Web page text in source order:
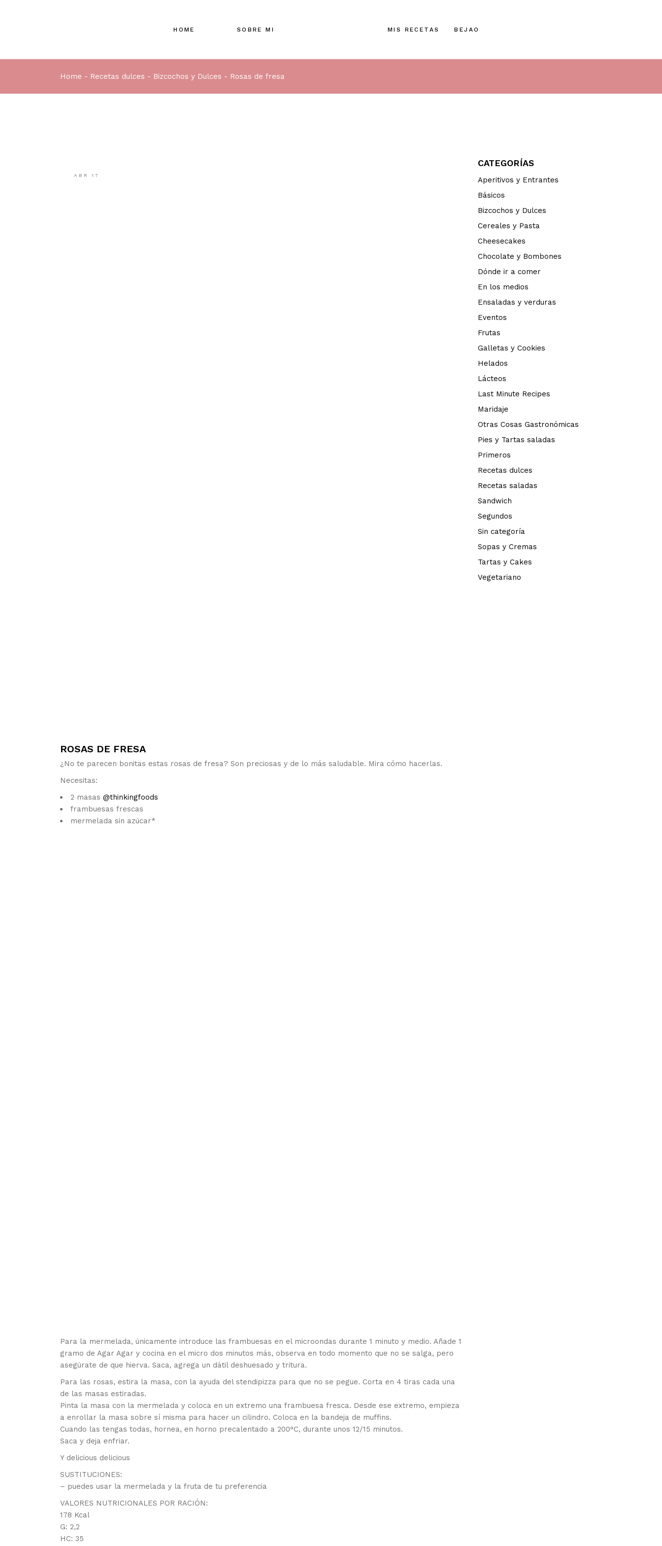
HOME SOBRE MI MIS RECETAS BEJAO
Home Recetas dulces Bizcochos y Dulces Rosas de fresa
ABR 17
ROSAS DE FRESA
¿No te parecen bonitas estas rosas de fresa? Son preciosas y de lo más saludable. Mira cómo hacerlas.
Necesitas:
2 masas @thinkingfoods
frambuesas frescas
mermelada sin azúcar*
Para la mermelada, únicamente introduce las frambuesas en el microondas durante 1 minuto y medio. Añade 1
gramo de Agar Agar y cocina en el micro dos minutos más, observa en todo momento que no se salga, pero
asegúrate de que hierva. Saca, agrega un dátil deshuesado y tritura.
Para las rosas, estira la masa, con la ayuda del stendipizza para que no se pegue. Corta en 4 tiras cada una
de las masas estiradas.
Pinta la masa con la mermelada y coloca en un extremo una frambuesa fresca. Desde ese extremo, empieza
a enrollar la masa sobre sí misma para hacer un cilindro. Coloca en la bandeja de muffins.
Cuando las tengas todas, hornea, en horno precalentado a 200°C, durante unos 12/15 minutos.
Saca y deja enfriar.
Y delicious delicious
SUSTITUCIONES:
– puedes usar la mermelada y la fruta de tu preferencia
VALORES NUTRICIONALES POR RACIÓN:
178 Kcal
G: 2,2
HC: 35
CATEGORÍAS
Aperitivos y Entrantes
Básicos
Bizcochos y Dulces
Cereales y Pasta
Cheesecakes
Chocolate y Bombones
Dónde ir a comer
En los medios
Ensaladas y verduras
Eventos
Frutas
Galletas y Cookies
Helados
Lácteos
Last Minute Recipes
Maridaje
Otras Cosas Gastronómicas
Pies y Tartas saladas
Primeros
Recetas dulces
Recetas saladas
Sandwich
Segundos
Sin categoría
Sopas y Cremas
Tartas y Cakes
Vegetariano